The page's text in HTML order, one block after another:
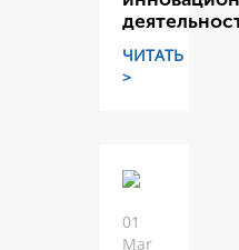
ЧИТАТЬ
>
01
Mar